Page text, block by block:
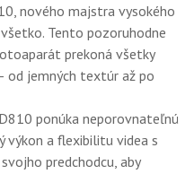
KÚPOU
nového majstra vysokého
Tento pozoruhodne
prekoná všetky
od jemných textúr až po
ponúka neporovnateľnú
výkon a flexibilitu videa s
predchodcu, aby